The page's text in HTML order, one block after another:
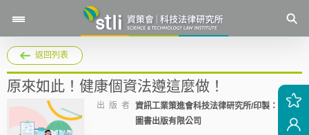
返回列表
原來如此！健康個資法遵這麼做！
出 版 者 資訊工業策進會科技法律研究所/印製：五南
圖書出版有限公司